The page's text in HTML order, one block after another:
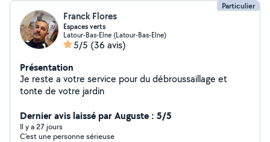
Particulier
Franck Flores
Espaces verts
Latour-Bas-Elne (Latour-Bas-Elne)
5/5 (36 avis)
Présentation
Je reste a votre service pour du débroussaillage et
tonte de votre jardin
Dernier avis laissé par Auguste : 5/5
Il y a 27 jours
C'est une personne sérieuse